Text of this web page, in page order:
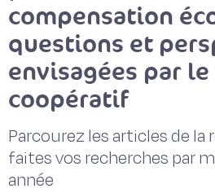
compensation
questions et
envisagées par
coopératif
Parcourez les articles de la
faites vos recherches par
année